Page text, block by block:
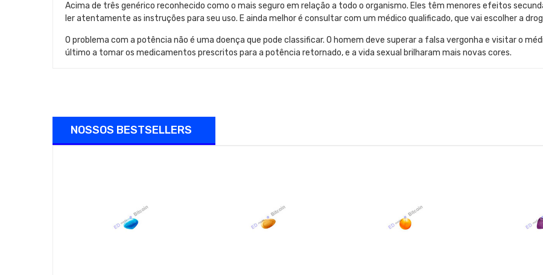
Acima de três genérico reconhecido como o mais seguro em relação a todo o organismo. Eles têm menores efeitos
ler atentamente as instruções para seu uso. E ainda melhor é consultar com um médico qualificado, que vai escolher a
O problema com a potência não é uma doença que pode classificar. O homem deve superar a falsa vergonha e visitar o
último a tomar os medicamentos prescritos para a potência retornado, e a vida sexual brilharam mais novas cores.
NOSSOS BESTSELLERS